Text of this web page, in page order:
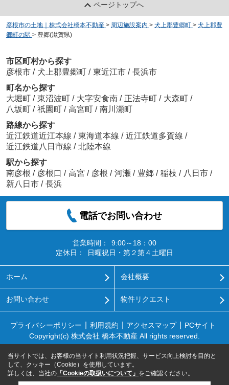
ページトップへ
彦根市の土地｜株式会社橋本不動産 > 周辺施設案内 > 犬上郡豊郷町 > 犬上郡豊
郷町の駅 > 豊郷(滋賀県)
市区町村から探す
彦根市 / 犬上郡豊郷町 / 東近江市 / 長浜市
町名から探す
大堀町 / 東沼波町 / 大字安食南 / 正法寺町 / 大森町 /
八坂町 / 祇園町 / 高宮町 / 南川瀬町
路線から探す
近江鉄道近江本線 / 東海道本線 / 近江鉄道多賀線 /
近江鉄道八日市線 / 北陸本線
駅から探す
南彦根 / 彦根口 / 高宮 / 彦根 / 河瀬 / 豊郷 / 稲枝 / 八日市 /
新八日市 / 長浜
電話でお問い合わせ
営業時間：
9:00～18：00
定休日：
日曜祝日・第２第４土曜日
ホーム 会社概要
お問い合わせ 物件リクエスト
プライバシーポリシー 利用規約 アクセスマップ
PCサイト
Copyright(c) 株式会社 橋本不動産 All rights reserved.
当サイトでは、お客様の当サイト利用状況把握、サービス向上検討を目的と
して、クッキー（Cookie）を使用しています。
詳しくは、当社の 「Cookieの取扱いについて」 をご確認ください。